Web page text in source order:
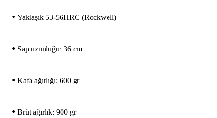
• Yaklaşık 53-56HRC (Rockwell)
• Sap uzunluğu: 36 cm
• Kafa ağırlığı: 600 gr
• Brüt ağırlık: 900 gr